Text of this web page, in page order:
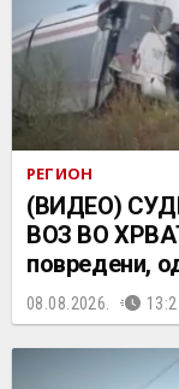
РЕГИОН
(ВИДЕО)
ВОЗ ВО
повредени,
08.08.2026.